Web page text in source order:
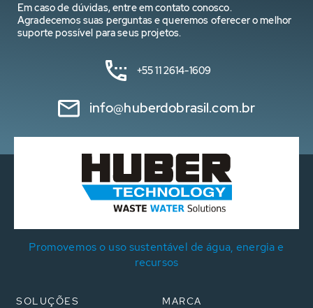
Em caso de dúvidas, entre em contato conosco.
Agradecemos suas perguntas e queremos oferecer o melhor
suporte possível para seus projetos.
+55 11 2614-1609
info@huberdobrasil.com.br
Promovemos o uso sustentável de água, energia e
recursos
SOLUÇÕES
MARCA